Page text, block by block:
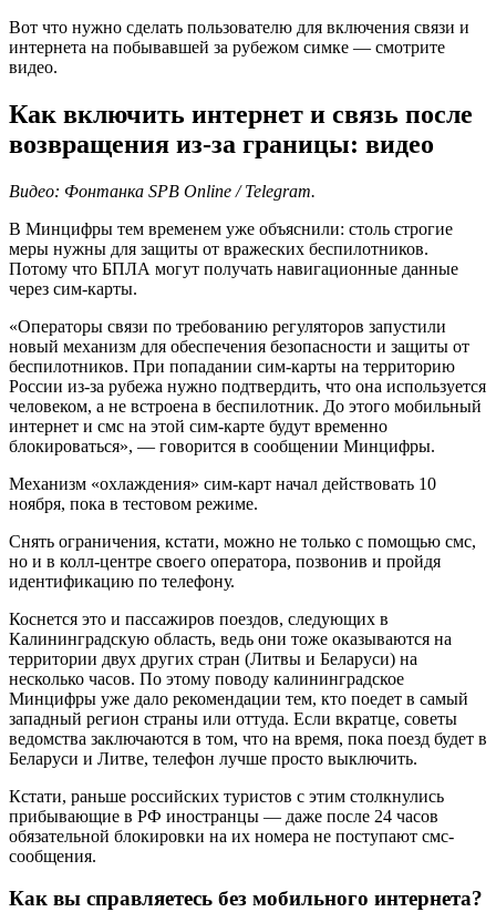
Вот что нужно сделать пользователю для включения связи и
интернета на побывавшей за рубежом симке — смотрите
видео.
Как включить интернет и связь после
возвращения из-за границы: видео
Видео: Фонтанка SPB Online / Telegram.
В Минцифры тем временем уже объяснили: столь строгие
меры нужны для защиты от вражеских беспилотников.
Потому что БПЛА могут получать навигационные данные
через сим-карты.
«Операторы связи по требованию регуляторов запустили
новый механизм для обеспечения безопасности и защиты от
беспилотников. При попадании сим-карты на территорию
России из-за рубежа нужно подтвердить, что она используется
человеком, а не встроена в беспилотник. До этого мобильный
интернет и смс на этой сим-карте будут временно
блокироваться», — говорится в сообщении Минцифры.
Механизм «охлаждения» сим-карт начал действовать 10
ноября, пока в тестовом режиме.
Снять ограничения, кстати, можно не только с помощью смс,
но и в колл-центре своего оператора, позвонив и пройдя
идентификацию по телефону.
Коснется это и пассажиров поездов, следующих в
Калининградскую область, ведь они тоже оказываются на
территории двух других стран (Литвы и Беларуси) на
несколько часов. По этому поводу калининградское
Минцифры уже дало рекомендации тем, кто поедет в самый
западный регион страны или оттуда. Если вкратце, советы
ведомства заключаются в том, что на время, пока поезд будет в
Беларуси и Литве, телефон лучше просто выключить.
Кстати, раньше российских туристов с этим столкнулись
прибывающие в РФ иностранцы — даже после 24 часов
обязательной блокировки на их номера не поступают смс-
сообщения.
Как вы справляетесь без мобильного интернета?